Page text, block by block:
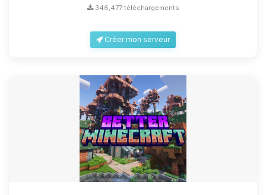
346,477 téléchargements
Créer mon serveur